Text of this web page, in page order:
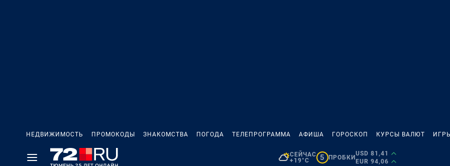
НЕДВИЖИМОСТЬ ПРОМОКОДЫ ЗНАКОМСТВА ПОГОДА ТЕЛЕПРОГРАММА АФИША ГОРОСКОП КУРСЫ ВАЛЮТ
СЕЙЧАС
+19°C
5 ПРОБКИ
USD 81,41
EUR 94,06